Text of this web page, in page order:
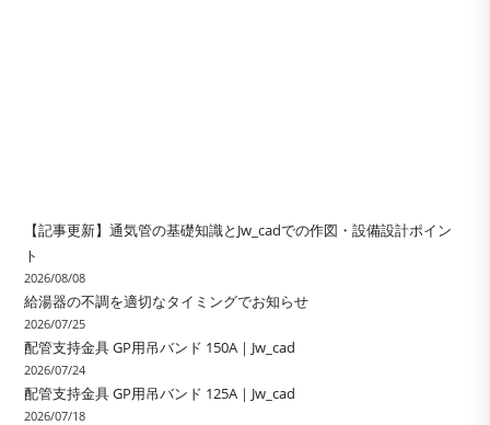
【記事更新】通気管の基礎知識とJw_cadでの作図・設備設計ポイン
ト
2026/08/08
給湯器の不調を適切なタイミングでお知らせ
2026/07/25
配管支持金具 GP用吊バンド 150A｜Jw_cad
2026/07/24
配管支持金具 GP用吊バンド 125A｜Jw_cad
2026/07/18